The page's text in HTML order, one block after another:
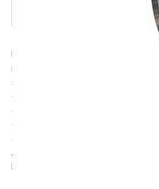
Fundada em 1975, a marca
imagem única e inconfundível,
sofisticados, materiais
armações da Giorgio Armani são
de alta qualidade, atraindo
elegância natural e uma atenção
conceitos elementares por trás
A marca oferece um estilo
homens e mulheres.